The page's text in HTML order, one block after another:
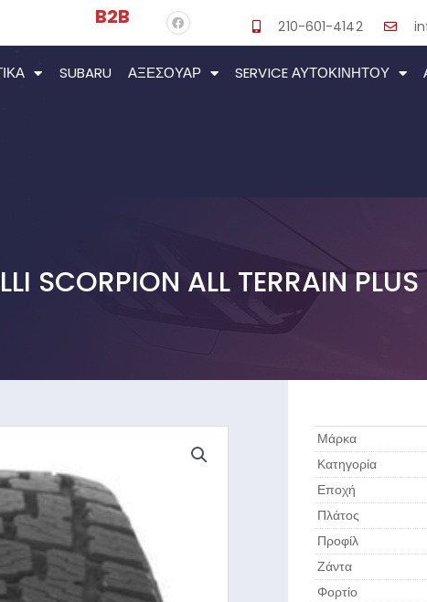
B2B 210-601-4142
SUBARU ΑΞΕΣΟΥΆΡ SERVICE ΑΥΤΟΚΙΝΉΤΟΥ
SCORPION ALL TERRAIN
Μάρκα
Κατηγορία
Εποχή
Πλάτος
Προφίλ
Ζάντα
Φορτίο